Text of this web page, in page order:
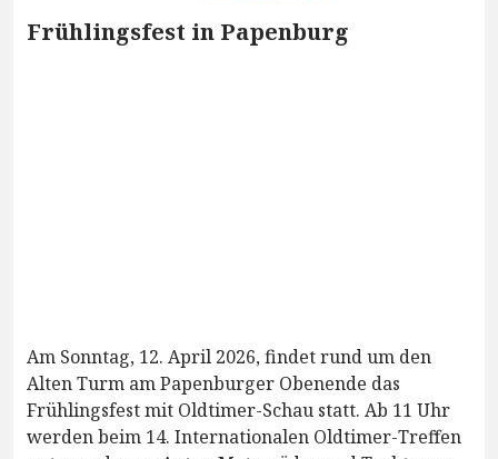
Frühlingsfest in Papenburg
Am Sonntag, 12. April 2026, findet rund um den
Alten Turm am Papenburger Obenende das
Frühlingsfest mit Oldtimer-Schau statt. Ab 11 Uhr
werden beim 14. Internationalen Oldtimer-Treffen